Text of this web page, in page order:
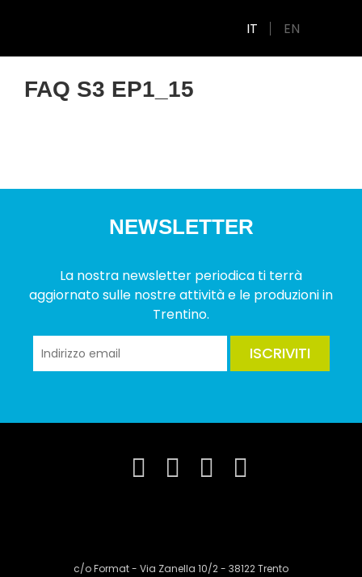
IT EN
FAQ S3 EP1_15
NEWSLETTER
La nostra newsletter periodica ti terrà
aggiornato sulle nostre attività e le produzioni in
Trentino.
ISCRIVITI
c/o Format - Via Zanella 10/2 - 38122 Trento